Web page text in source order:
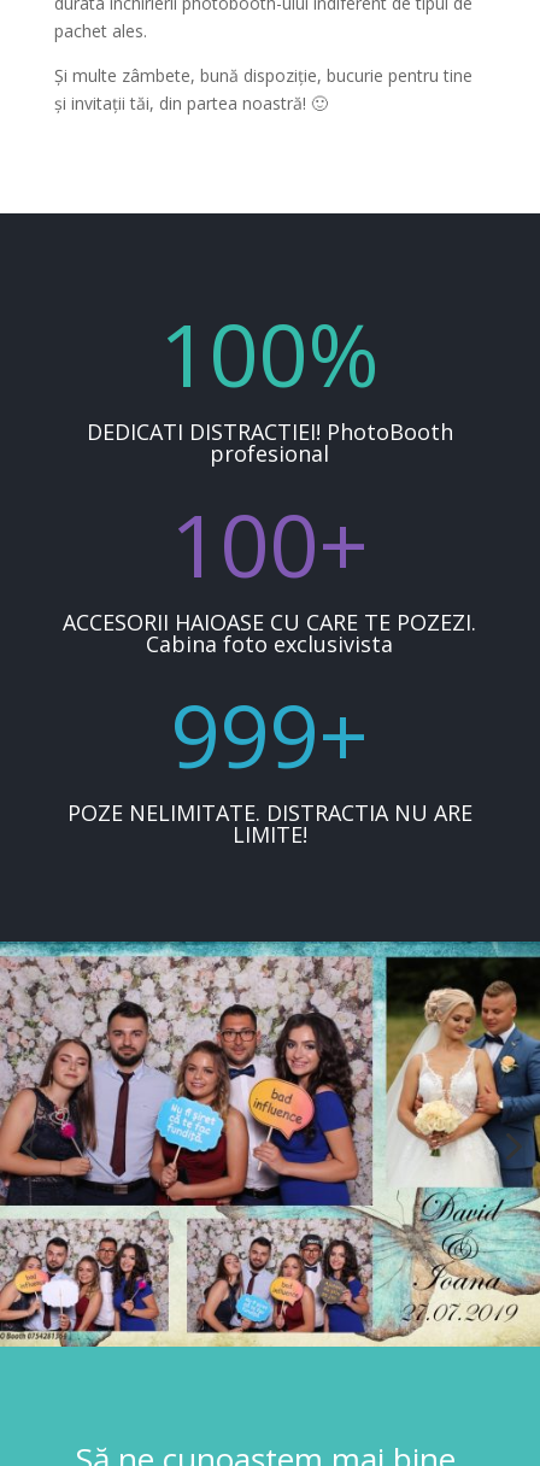
pachet ales.
Și multe zâmbete, bună dispoziție, bucurie pentru tine
și invitații tăi, din partea noastră! 🙂
100%
DEDICATI DISTRACTIEI! PhotoBooth
profesional
100+
ACCESORII HAIOASE CU CARE TE POZEZI.
Cabina foto exclusivista
999+
POZE NELIMITATE. DISTRACTIA NU ARE
LIMITE!